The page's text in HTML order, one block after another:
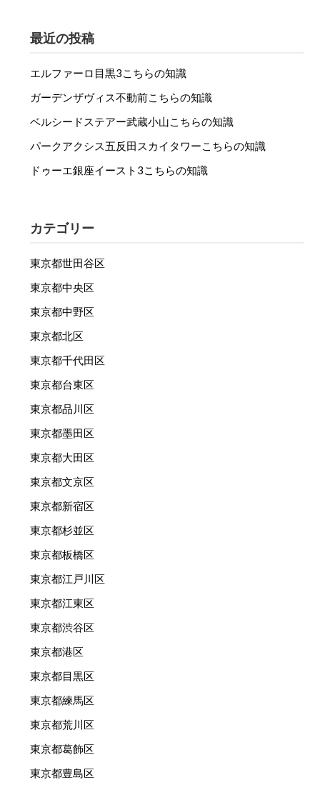
最近の投稿
エルファーロ目黒3こちらの知識
ガーデンザヴィス不動前こちらの知識
ベルシードステアー武蔵小山こちらの知識
パークアクシス五反田スカイタワーこちらの知識
ドゥーエ銀座イースト3こちらの知識
カテゴリー
東京都世田谷区
東京都中央区
東京都中野区
東京都北区
東京都千代田区
東京都台東区
東京都品川区
東京都墨田区
東京都大田区
東京都文京区
東京都新宿区
東京都杉並区
東京都板橋区
東京都江戸川区
東京都江東区
東京都渋谷区
東京都港区
東京都目黒区
東京都練馬区
東京都荒川区
東京都葛飾区
東京都豊島区